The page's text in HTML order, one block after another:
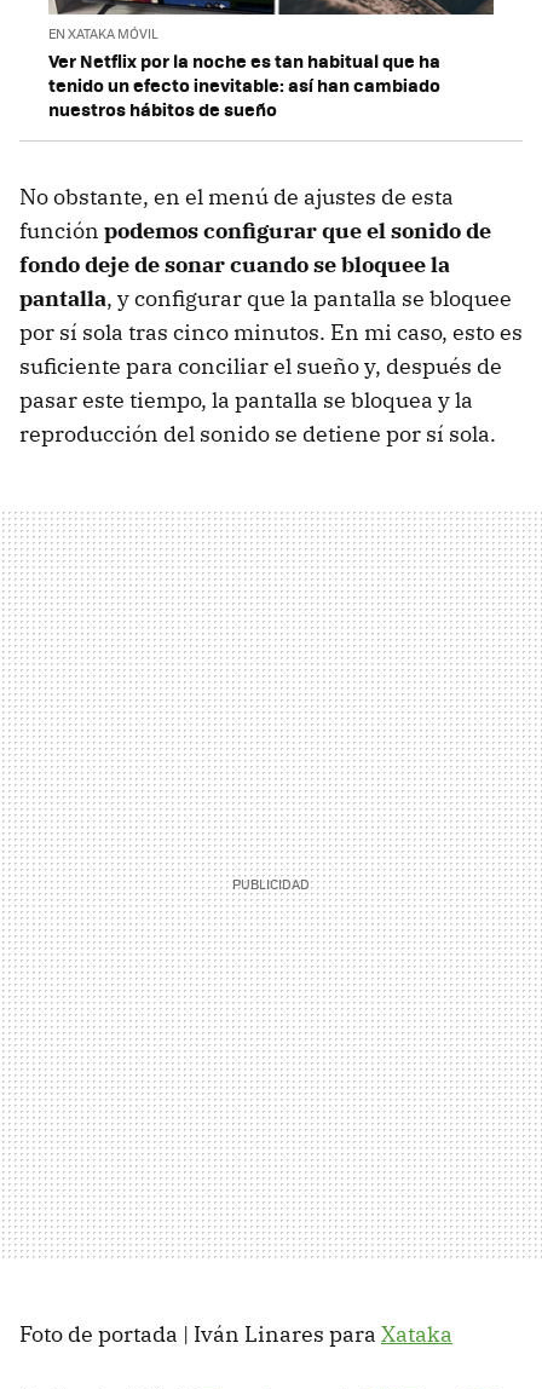
EN XATAKA MÓVIL
Ver Netflix por la noche es tan habitual que ha
tenido un efecto inevitable: así han cambiado
nuestros hábitos de sueño
No obstante, en el menú de ajustes de esta
función podemos configurar que el sonido de
fondo deje de sonar cuando se bloquee la
pantalla, y configurar que la pantalla se bloquee
por sí sola tras cinco minutos. En mi caso, esto es
suficiente para conciliar el sueño y, después de
pasar este tiempo, la pantalla se bloquea y la
reproducción del sonido se detiene por sí sola.
Foto de portada | Iván Linares para Xataka